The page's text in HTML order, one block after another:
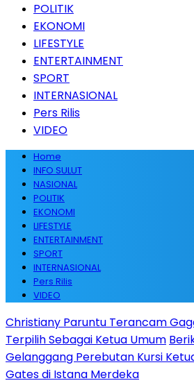
POLITIK
EKONOMI
LIFESTYLE
ENTERTAINMENT
SPORT
INTERNASIONAL
Pers Rilis
VIDEO
Home
INFO SULUT
NASIONAL
POLITIK
EKONOMI
LIFESTYLE
ENTERTAINMENT
SPORT
INTERNASIONAL
Pers Rilis
VIDEO
Christiany Paruntu Terancam
Terpilih Sebagai Ketua Umum
Gelanggang Perebutan Kursi
Gates di Istana Merdeka